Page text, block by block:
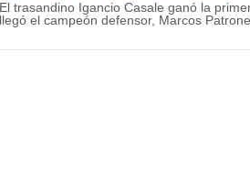
El trasandino Igancio Casale ganó la
llegó el campeón defensor, Marcos